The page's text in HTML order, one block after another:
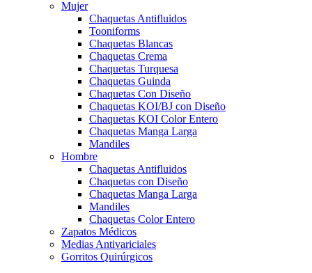
Mujer
Chaquetas Antifluidos
Tooniforms
Chaquetas Blancas
Chaquetas Crema
Chaquetas Turquesa
Chaquetas Guinda
Chaquetas Con Diseño
Chaquetas KOI/BJ con Diseño
Chaquetas KOI Color Entero
Chaquetas Manga Larga
Mandiles
Hombre
Chaquetas Antifluidos
Chaquetas con Diseño
Chaquetas Manga Larga
Mandiles
Chaquetas Color Entero
Zapatos Médicos
Medias Antivariciales
Gorritos Quirúrgicos